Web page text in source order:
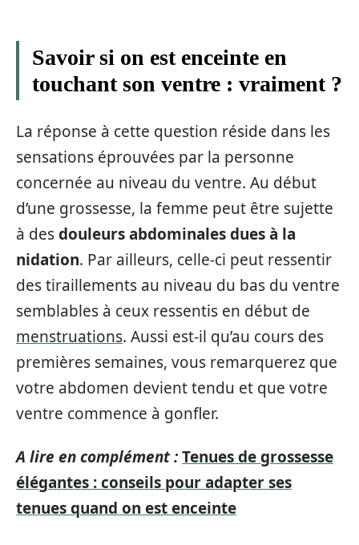
Savoir si on est enceinte en
touchant son ventre : vraiment ?
La réponse à cette question réside dans les
sensations éprouvées par la personne
concernée au niveau du ventre. Au début
d’une grossesse, la femme peut être sujette
à desdouleurs abdominalesdues à la
nidation. Par ailleurs, celle-ci peut ressentir
des tiraillements au niveau du bas du ventre
semblables à ceux ressentis en début de
menstruations. Aussi est-il qu’au cours des
premières semaines, vous remarquerez que
votre abdomen devient tendu et que votre
ventre commence à gonfler.
A lire en complément :Tenues de grossesse
élégantes : conseils pour adapter ses
tenues quand on est enceinte